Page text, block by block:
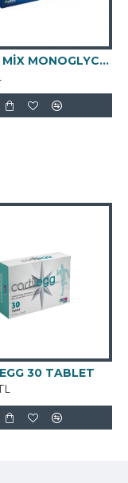
OMEGA MİX MONOGLYCERİDE FORM YUMUŞAK 30 KAPSÜL
30 TABLET